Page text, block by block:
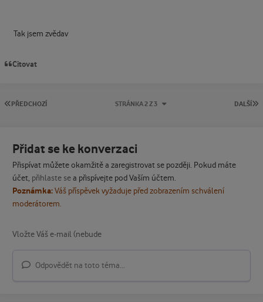
Tak jsem zvědav
Citovat
PRVNÍ STRÁNKA
PŘEDCHOZÍ DALŠÍ
STRÁNKA 2 Z 3
Přidat se ke konverzaci
Přispívat můžete okamžitě a zaregistrovat se později. Pokud máte
účet, přihlaste sea přispívejte pod Vaším účtem.
Poznámka:Váš příspěvek vyžaduje před zobrazením schválení
moderátorem.
Odpovědět na toto téma...